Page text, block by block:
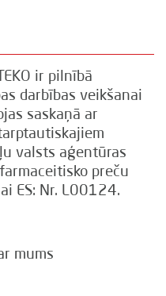
ir pilnībā
darbības veikšanai
saskaņā ar
valsts aģentūras
preču
ES: Nr. L00124.
mums